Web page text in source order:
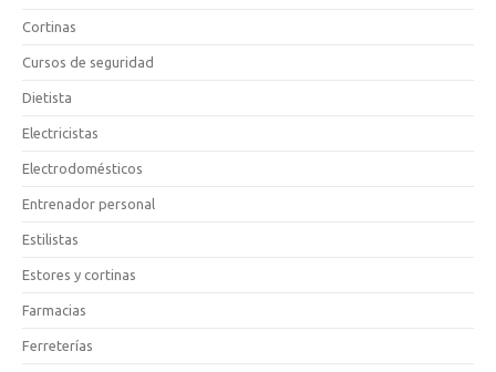
Cortinas
Cursos de seguridad
Dietista
Electricistas
Electrodomésticos
Entrenador personal
Estilistas
Estores y cortinas
Farmacias
Ferreterías